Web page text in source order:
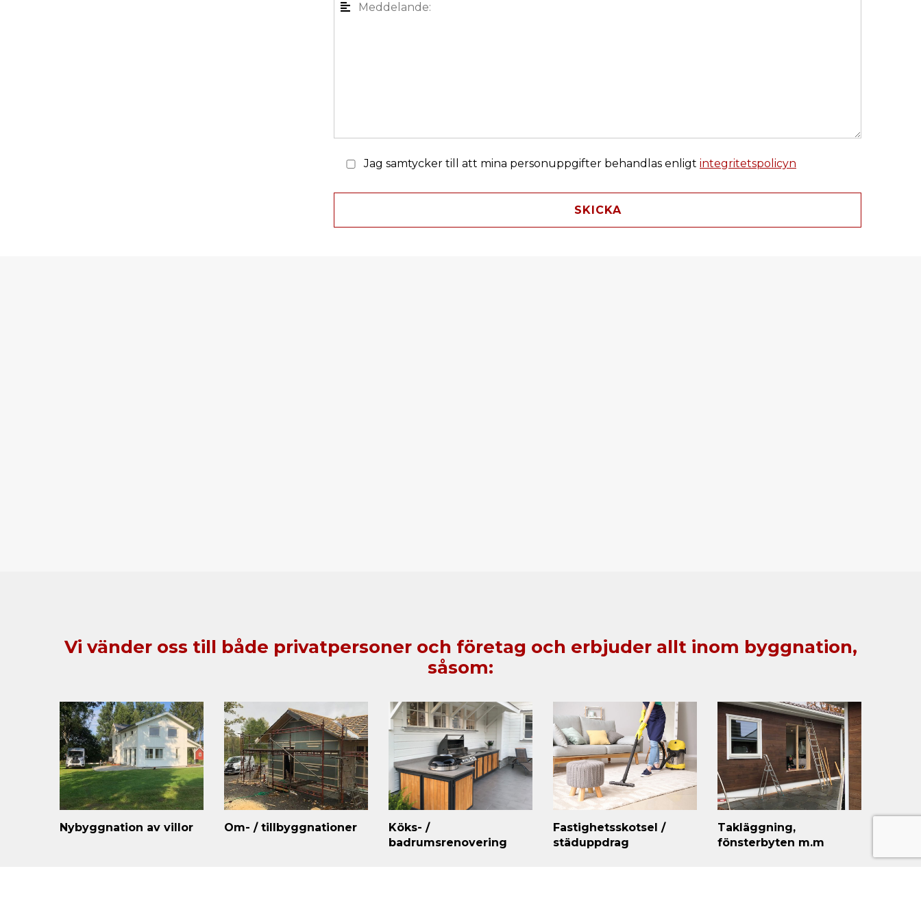
Jag samtycker till att mina personuppgifter behandlas enligt integritetspolicyn
Vi vänder oss till både privatpersoner och företag och erbjuder allt inom byggnation,
såsom:
Nybyggnation av villor Om- / tillbyggnationer
Köks- /
badrumsrenovering
Fastighetsskotsel /
städuppdrag
Takläggning,
fönsterbyten m.m